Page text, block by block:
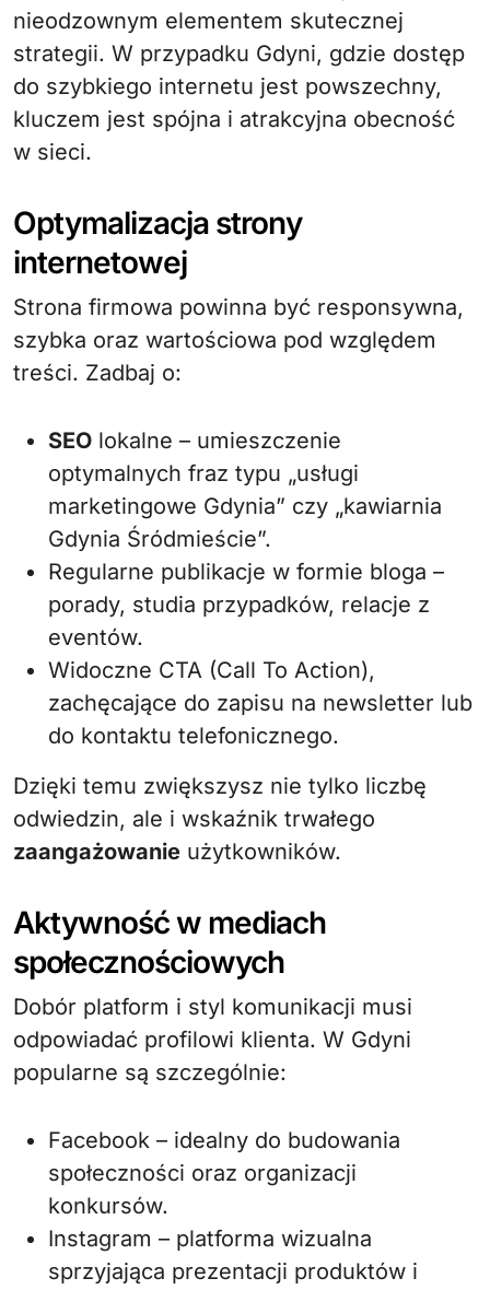
nieodzownym elementem skutecznej
strategii. W przypadku Gdyni, gdzie dostęp
do szybkiego internetu jest powszechny,
kluczem jest spójna i atrakcyjna obecność
w sieci.
Optymalizacja strony
internetowej
Strona firmowa powinna być responsywna,
szybka oraz wartościowa pod względem
treści. Zadbaj o:
SEO lokalne – umieszczenie
optymalnych fraz typu „usługi
marketingowe Gdynia” czy „kawiarnia
Gdynia Śródmieście”.
Regularne publikacje w formie bloga –
porady, studia przypadków, relacje z
eventów.
Widoczne CTA (Call To Action),
zachęcające do zapisu na newsletter lub
do kontaktu telefonicznego.
Dzięki temu zwiększysz nie tylko liczbę
odwiedzin, ale i wskaźnik trwałego
zaangażowanie użytkowników.
Aktywność w mediach
społecznościowych
Dobór platform i styl komunikacji musi
odpowiadać profilowi klienta. W Gdyni
popularne są szczególnie:
Facebook – idealny do budowania
społeczności oraz organizacji
konkursów.
Instagram – platforma wizualna
sprzyjająca prezentacji produktów i